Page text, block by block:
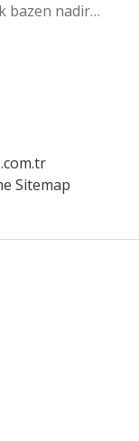
bazen nadir…
Sitemap